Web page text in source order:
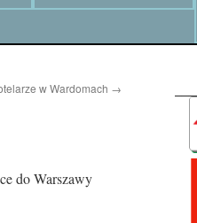
w Wardomach →
do Warszawy